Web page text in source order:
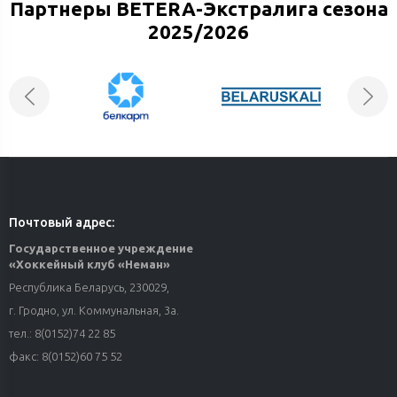
Защитники Владимир Петров и Евгений Бояркин
– на просмотре в «Немане»
28 июня 2026
Арсений Елисеев – игрок «Немана»!
Партнеры BETERA-Экстралига сезона
2025/2026
Почтовый адрес:
Государственное учреждение
«Хоккейный клуб «Неман»
Республика Беларусь, 230029,
г. Гродно, ул. Коммунальная, 3а.
тел.: 8(0152)74 22 85
факс: 8(0152)60 75 52